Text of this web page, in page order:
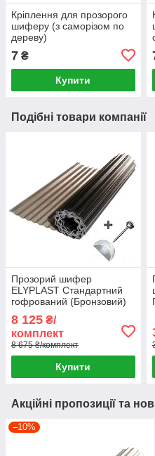
Кріплення для прозорого
шиферу (з саморізом по
дереву)
7 ₴
Купити
Подібні товари компанії
Прозорий шифер
ELYPLAST Стандартний
гофрований (Бронзовий)
2.5 Х 10 м + набір
кріплень по металу 200
шт.
8 125 ₴/
комплект
8 675 ₴/комплект
Купити
Акційні пропозиції та
–10%